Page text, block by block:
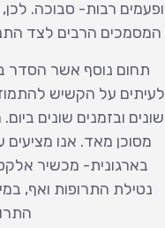
ופעמים רבות- סבוכה.
המסמכים הרבים לצד
תחום נוסף אשר הסדר
לעיתים על הקשיש
שונים ובזמנים שונים
מסוכן מאד. אנו מציעים
בארגונית- מכשיר
נטילת התרופות ואף,